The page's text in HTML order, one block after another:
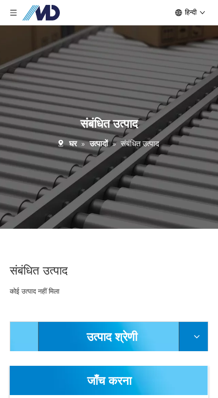
हिन्दी
संबंधित उत्पाद
घर » उत्पादों » संबंधित उत्पाद
संबंधित उत्पाद
कोई उत्पाद नहीं मिला
उत्पाद श्रेणी
जाँच करना